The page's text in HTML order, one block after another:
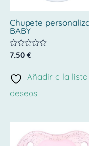
Chupete
BABY
Valorado
con
de
5
7,50 €
Añadir a la
deseos